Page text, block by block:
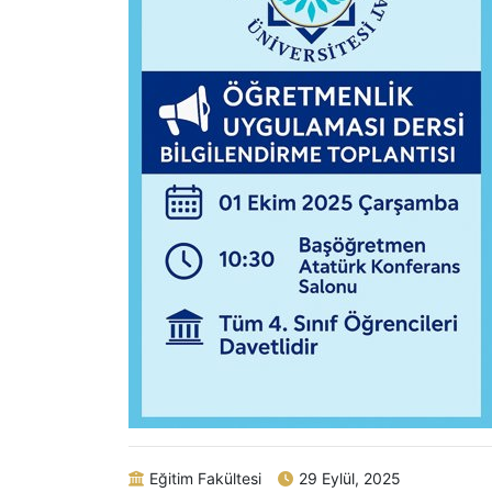
Eğitim Fakültesi 29 Eylül, 2025